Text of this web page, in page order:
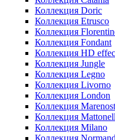
Коллекция Doric
Коллекция Etrusco
Коллекция
Коллекция Fondant
Коллекция HD
Коллекция Jungle
Коллекция Legno
Коллекция Livorno
Коллекция London
Коллекция
Коллекция
Коллекция Milano
Коллекция